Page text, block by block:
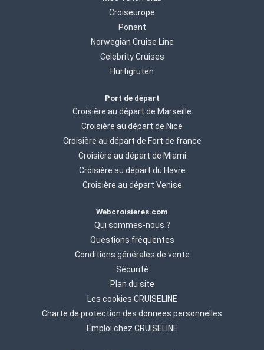
Croiseurope
Ponant
Norwegian Cruise Line
Celebrity Cruises
Hurtigruten
Port de départ
Croisière au départ de Marseille
Croisière au départ de Nice
Croisière au départ de Fort de france
Croisière au départ de Miami
Croisière au départ du Havre
Croisière au départ Venise
Webcroisieres.com
Qui sommes-nous ?
Questions fréquentes
Conditions générales de vente
Sécurité
Plan du site
Les cookies CRUISELINE
Charte de protection des donnees personnelles
Emploi chez CRUISELINE